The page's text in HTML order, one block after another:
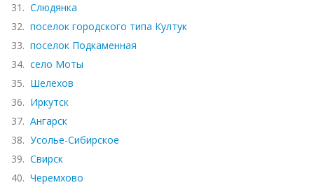
31. Слюдянка
32. поселок городского типа Култук
33. поселок Подкаменная
34. село Моты
35. Шелехов
36. Иркутск
37. Ангарск
38. Усолье-Сибирское
39. Свирск
40. Черемхово